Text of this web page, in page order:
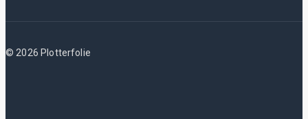
© 2026 Plotterfolie